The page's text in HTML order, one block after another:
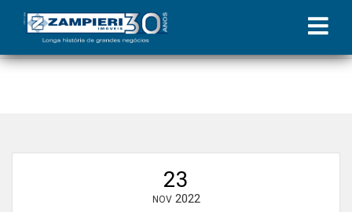
Início»Blog»Projeto de Interiores | Coluna Zampieri
Tiago
Angeli e Ricardo Leão – Arquitetos 53
23
NOV 2022